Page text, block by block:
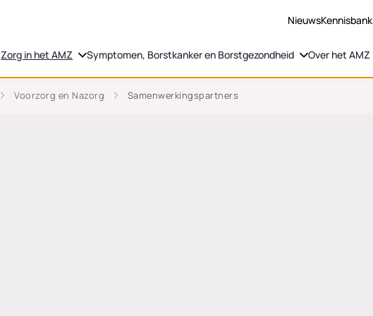
NieuwsKennisbank
Zorg in het AMZ Symptomen, Borstkanker en Borstgezondheid Over het AMZ
Voorzorg en Nazorg Samenwerkingspartners